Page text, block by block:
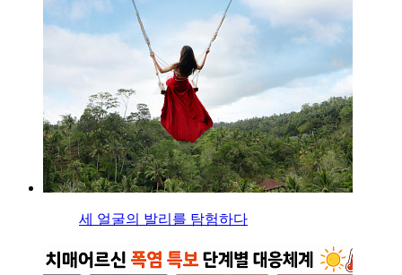
세 얼굴의 발리를 탐험하다